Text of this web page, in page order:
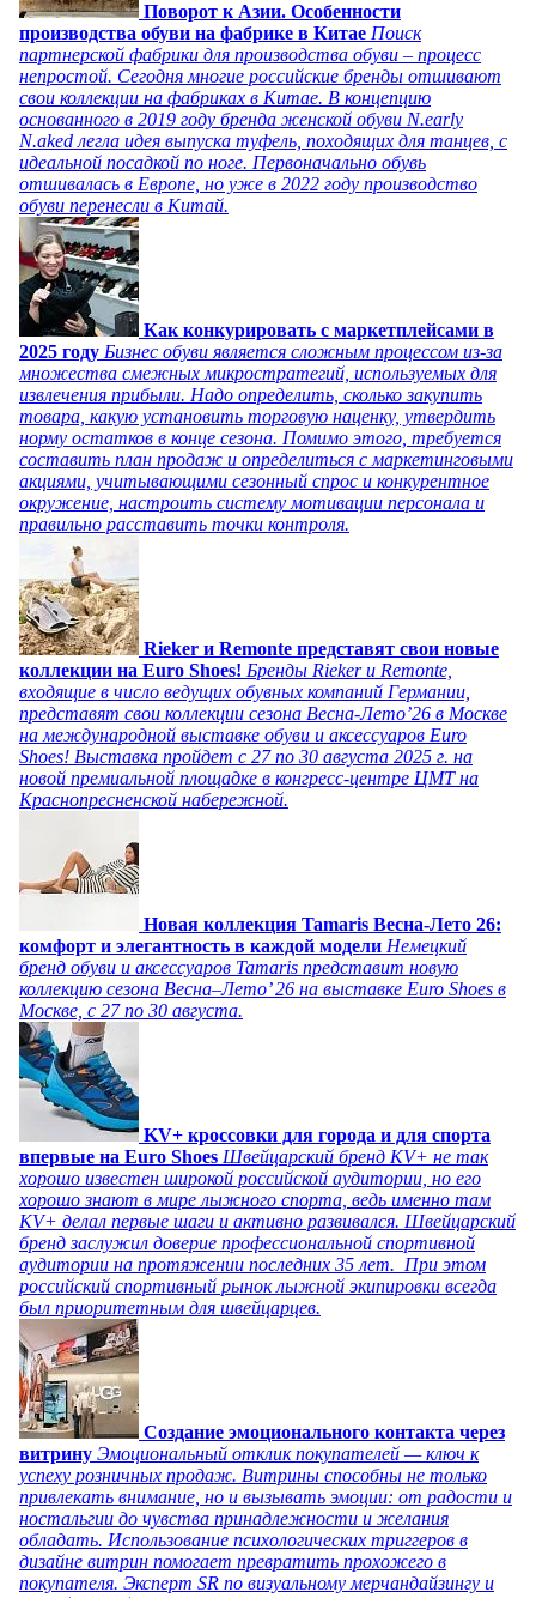
Поворот к Азии. Особенности
производства обуви на фабрике в Китае Поиск
партнерской фабрики для производства обуви – процесс
непростой. Сегодня многие российские бренды отшивают
свои коллекции на фабриках в Китае. В концепцию
основанного в 2019 году бренда женской обуви N.early
N.aked легла идея выпуска туфель, походящих для танцев, с
идеальной посадкой по ноге. Первоначально обувь
отшивалась в Европе, но уже в 2022 году производство
обуви перенесли в Китай.
Как конкурировать с маркетплейсами в
2025 году Бизнес обуви является сложным процессом из-за
множества смежных микростратегий, используемых для
извлечения прибыли. Надо определить, сколько закупить
товара, какую установить торговую наценку, утвердить
норму остатков в конце сезона. Помимо этого, требуется
составить план продаж и определиться с маркетинговыми
акциями, учитывающими сезонный спрос и конкурентное
окружение, настроить систему мотивации персонала и
правильно расставить точки контроля.
Rieker и Remonte представят свои новые
коллекции на Euro Shoes! Бренды Rieker и Remonte,
входящие в число ведущих обувных компаний Германии,
представят свои коллекции сезона Весна-Лето’26 в Москве
на международной выставке обуви и аксессуаров Euro
Shoes! Выставка пройдет c 27 по 30 августа 2025 г. на
новой премиальной площадке в конгресс-центре ЦМТ на
Краснопресненской набережной.
Новая коллекция Tamaris Весна-Лето 26:
комфорт и элегантность в каждой модели Немецкий
бренд обуви и аксессуаров Tamaris представит новую
коллекцию сезона Весна–Лето’ 26 на выставке Euro Shoes в
Москве, с 27 по 30 августа.
KV+ кроссовки для города и для спорта
впервые на Euro Shoes Швейцарский бренд KV+ не так
хорошо известен широкой российской аудитории, но его
хорошо знают в мире лыжного спорта, ведь именно там
KV+ делал первые шаги и активно развивался. Швейцарский
бренд заслужил доверие профессиональной спортивной
аудитории на протяжении последних 35 лет. При этом
российский спортивный рынок лыжной экипировки всегда
был приоритетным для швейцарцев.
Создание эмоционального контакта через
витрину Эмоциональный отклик покупателей — ключ к
успеху розничных продаж. Витрины способны не только
привлекать внимание, но и вызывать эмоции: от радости и
ностальгии до чувства принадлежности и желания
обладать. Использование психологических триггеров в
дизайне витрин помогает превратить прохожего в
покупателя. Эксперт SR по визуальному мерчандайзингу и